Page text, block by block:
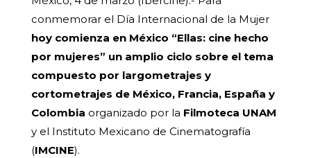
conmemorar el Día Internacional de la Mujer
hoy comienza en México “Ellas: cine hecho
por mujeres” un amplio ciclo sobre el tema
compuesto por largometrajes y
cortometrajes de México, Francia, España y
Colombia organizado por la Filmoteca UNAM
y el Instituto Mexicano de Cinematografía
(IMCINE).